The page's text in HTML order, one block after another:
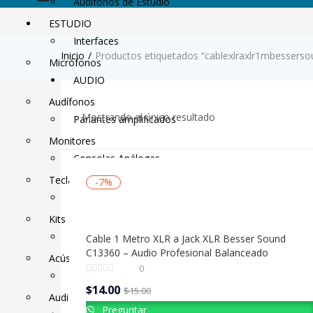
Interfaces
AUDIO
Parlantes amplificados
Consolas Análogas
Consolas Digitales
Micrófonos normales
ESTUDIO
Micrófonos
Audífonos
Monitores
Teclados Midi
Kits de grabación
Acústica
Audifonos de Estudio
Inicio Productos etiquetados
Mostrando el único resultado
-7%
Cable 1 Metro XLR a Jack XLR Besser Sound
C13360 – Audio Profesional Balanceado
0
$14.00El
precio
$15.00El
precio
Preguntar